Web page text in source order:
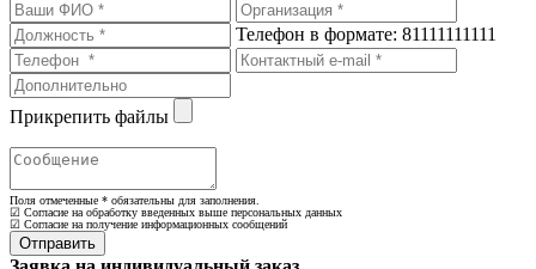
Телефон в формате: 81111111111
Прикрепить файлы
Поля отмеченные * обязательны для заполнения.
☑ Согласие на обработку введенных выше персональных данных
☑ Согласие на получение информационных сообщений